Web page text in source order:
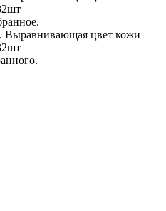
Выравнивающая цвет кожи